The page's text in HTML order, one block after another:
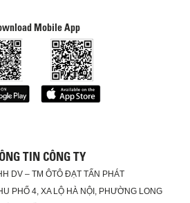
Mobile App
TIN CÔNG TY
DV – TM ÔTÔ ĐẠT TẤN PHÁT
PHỐ 4, XA LỘ HÀ NỘI, PHƯỜNG LONG